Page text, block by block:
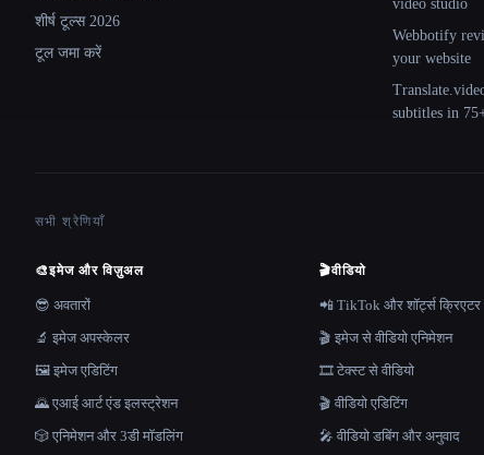
शीर्ष टूल्स 2026
टूल जमा करें
video studio
Webbotify
your website
subtitles in
सभी श्रेणियाँ
🎨इमेज और विज़ुअल
😎 अवतारों
🔬 इमेज अपस्केलर
🖼️ इमेज एडिटिंग
🌄 एआई आर्ट एंड इलस्ट्रेशन
🎲 एनिमेशन और 3डी मॉडलिंग
🎬वीडियो
📲 TikTok और शॉर्ट्स क्रिएटर
🎬 इमेज से वीडियो एनिमेशन
🎞️ टेक्स्ट से वीडियो
🎬 वीडियो एडिटिंग
🎤 वीडियो डबिंग और अनुवाद